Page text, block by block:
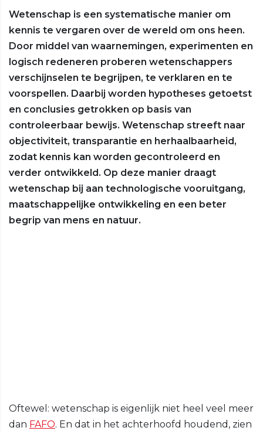
Wetenschap is een systematische manier om
kennis te vergaren over de wereld om ons heen.
Door middel van waarnemingen, experimenten en
logisch redeneren proberen wetenschappers
verschijnselen te begrijpen, te verklaren en te
voorspellen. Daarbij worden hypotheses getoetst
en conclusies getrokken op basis van
controleerbaar bewijs. Wetenschap streeft naar
objectiviteit, transparantie en herhaalbaarheid,
zodat kennis kan worden gecontroleerd en
verder ontwikkeld. Op deze manier draagt
wetenschap bij aan technologische vooruitgang,
maatschappelijke ontwikkeling en een beter
begrip van mens en natuur.
Oftewel: wetenschap is eigenlijk niet heel veel meer
dan FAFO. En dat in het achterhoofd houdend, zien